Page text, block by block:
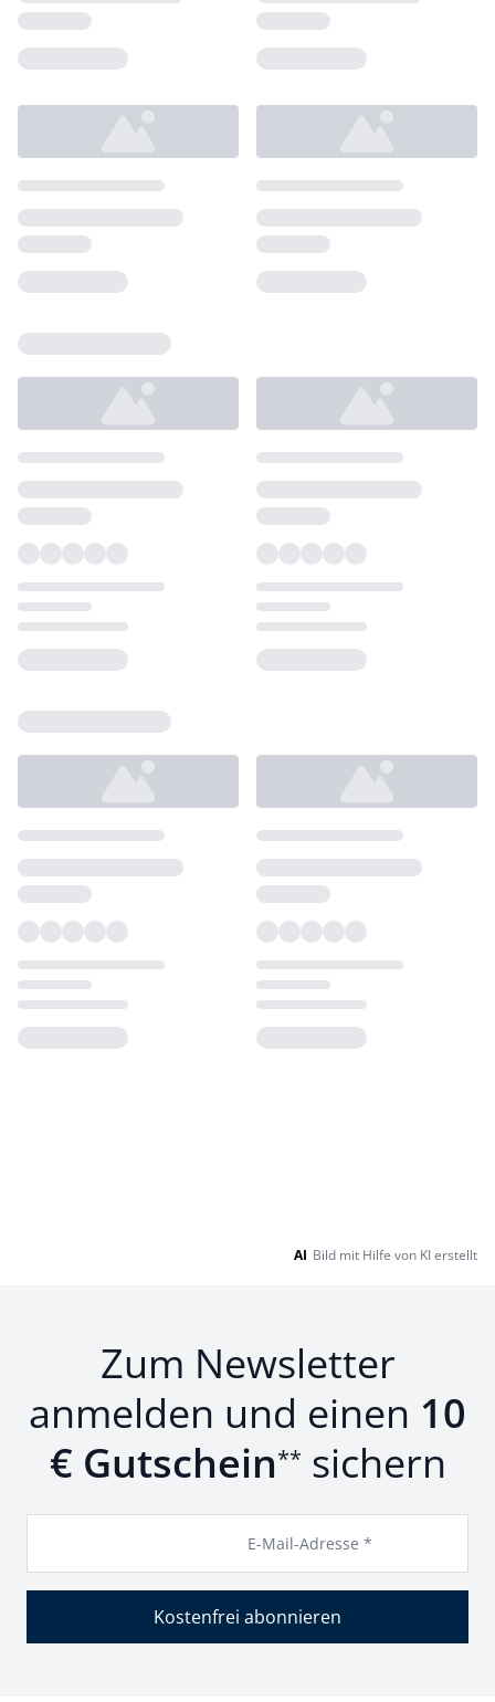
AI Bild mit Hilfe von KI erstellt
Zum Newsletter
anmelden und einen 10
€ Gutschein** sichern
E-Mail-Adresse *
Kostenfrei abonnieren